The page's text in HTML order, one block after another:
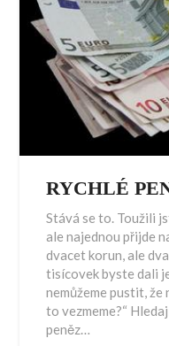
RYCHLÉ
Stává se to. Toužili
ale najednou přijde
dvacet korun, ale
tisícovek byste dali
nemůžeme pustit, že
to vezmeme?“
peněz…